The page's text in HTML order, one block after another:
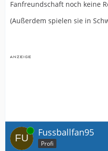
Fanfreundschaft noch keine
(Außerdem spielen sie in
Online Fussballfan95
Profi